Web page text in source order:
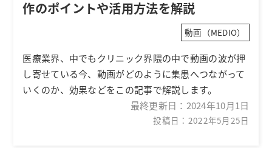
作のポイントや活用方法を解説
動画（MEDIO）
医療業界、中でもクリニック界隈の中で動画の波が押
し寄せている今、動画がどのように集患へつながって
いくのか、効果などをこの記事で解説します。
最終更新日： 2024年10月1日
投稿日：2022年5月25日